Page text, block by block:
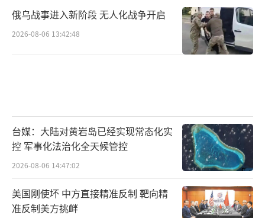
未来，欧洲是否会真正形成统一的安全战
略？英国政府能否在财政紧缩的背景下平衡国
内外需求？而美俄主导的和谈，又将如何影响
俄乌战事进入新阶段 无人化战争开启
2026-08-06 13:42:48
台媒：大陆对黄岩岛已经实现常态化实
控 军事化法治化全天候管控
2026-08-06 14:47:02
美国刚使坏 中方直接精准反制 靶向精
准反制美方挑衅